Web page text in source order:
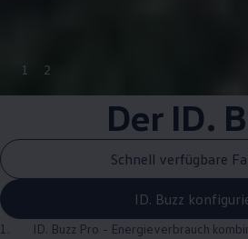
1 2
Der ID.
Schnell verfügbare
ID. Buzz
1. ID. Buzz Pro - Energieverbrauch